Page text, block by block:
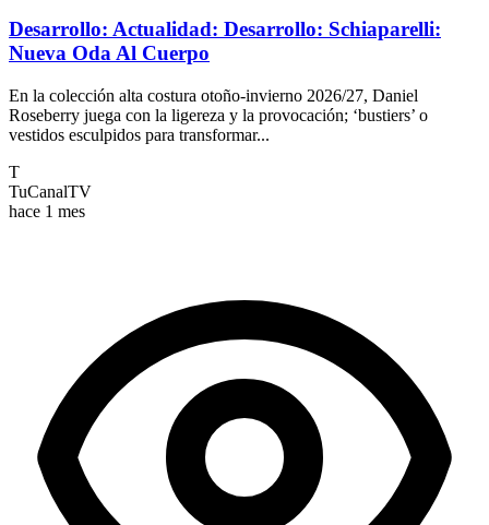
Desarrollo: Actualidad: Desarrollo: Schiaparelli:
Nueva Oda Al Cuerpo
En la colección alta costura otoño-invierno 2026/27, Daniel
Roseberry juega con la ligereza y la provocación; ‘bustiers’ o
vestidos esculpidos para transformar...
T
TuCanalTV
hace 1 mes